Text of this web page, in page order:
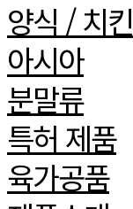
양식 / 치킨
아시아
분말류
특허 제품
육가공품